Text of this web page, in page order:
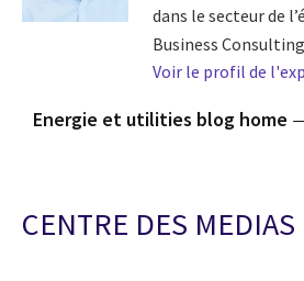
dans le secteur de
Business Consulting
Voir le profil de
Energie et utilities blog home
CENTRE DES MEDIAS